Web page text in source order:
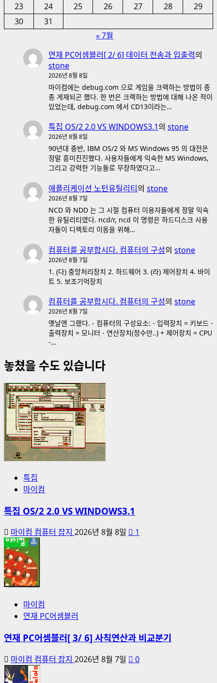
23
24 25 26 27 28
29
30
31
« 7월
연재 PC어셈블러[ 2/ 6] 데이터 전송과 입출력의
stone
2026년 8월 8일
마이컴에는 debug.com 으로 게임을 크랙하는 방법이 종
종 게재되곤 했다. 한 번은 크랙하는 방법에 대해 나온 적이
있었는데, debug.com 에서 CD13이라는…
특집 OS/2 2.0 VS WINDOWS3.1의 stone
2026년 8월 8일
90년대 중반, IBM OS/2 와 MS Windows 95 의 대전은
정말 흥미진진했다. 사용자들에게 익숙한 MS Windows,
그리고 강력한 기능들로 무장하였다고…
애플리케이션 노턴유틸리티의 stone
2026년 8월 7일
NCD 와 NDD 는 그 시절 컴퓨터 이용자들에게 정말 익숙
한 유틸리티였다. ncd/r, ncd 이 명령은 하드디스크 사용
자들이 디렉토리 이동을 위해…
컴퓨터를 공부합시다. 컴퓨터의 구성의 stone
2026년 8월 7일
1. (다) 중앙처리장치 2. 하드웨어 3. (라) 제어장치 4. 바이
트 5. 보조기억장치
컴퓨터를 공부합시다. 컴퓨터의 구성의 stone
2026년 8월 7일
옛날엔 그랬다. - 컴퓨터의 구성요소: - 입력장치 = 키보드 -
출력장치 = 모니터 - 연산장치(정수만..) + 제어장치 = CPU
-…
놓쳤을 수도 있습니다
특집
마이컴
특집 OS/2 2.0 VS WINDOWS3.1
마이컴 컴퓨터 잡지 2026년 8월 8일 1
마이컴
연재 PC어셈블러
연재 PC어셈블러[ 3/ 6] 사칙연산과 비교분기
마이컴 컴퓨터 잡지 2026년 8월 7일 0